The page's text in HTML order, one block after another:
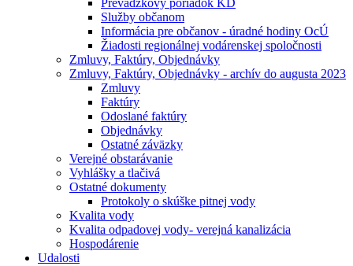
Prevádzkový poriadok KD
Služby občanom
Informácia pre občanov - úradné hodiny OcÚ
Žiadosti regionálnej vodárenskej spoločnosti
Zmluvy, Faktúry, Objednávky
Zmluvy, Faktúry, Objednávky - archív do augusta 2023
Zmluvy
Faktúry
Odoslané faktúry
Objednávky
Ostatné záväzky
Verejné obstarávanie
Vyhlášky a tlačivá
Ostatné dokumenty
Protokoly o skúške pitnej vody
Kvalita vody
Kvalita odpadovej vody- verejná kanalizácia
Hospodárenie
Udalosti